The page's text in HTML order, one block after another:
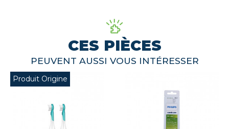
CES PIÈCES
PEUVENT AUSSI VOUS INTÉRESSER
Produit Origine